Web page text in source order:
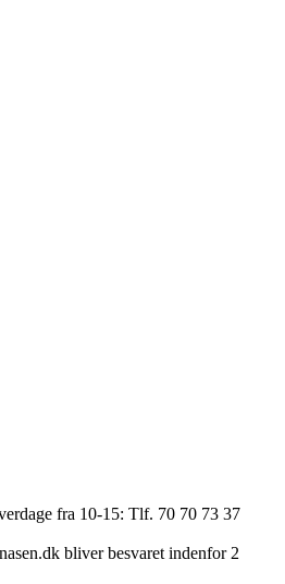
fra 10-15: Tlf. 70 70 73 37
bliver besvaret indenfor 2